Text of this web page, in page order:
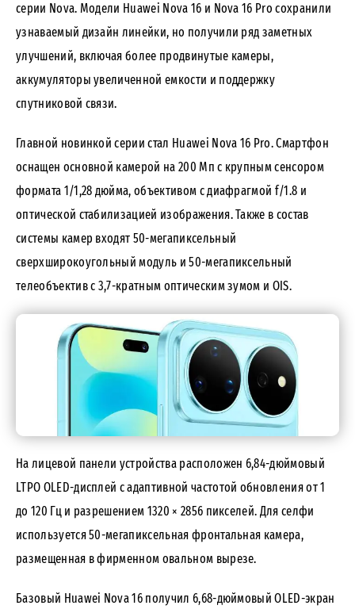
серии Nova. Модели Huawei Nova 16 и Nova 16 Pro сохранили
узнаваемый дизайн линейки, но получили ряд заметных
улучшений, включая более продвинутые камеры,
аккумуляторы увеличенной емкости и поддержку
спутниковой связи.
Главной новинкой серии стал Huawei Nova 16 Pro. Смартфон
оснащен основной камерой на 200 Мп с крупным сенсором
формата 1/1,28 дюйма, объективом с диафрагмой f/1.8 и
оптической стабилизацией изображения. Также в состав
системы камер входят 50-мегапиксельный
сверхширокоугольный модуль и 50-мегапиксельный
телеобъектив с 3,7-кратным оптическим зумом и OIS.
На лицевой панели устройства расположен 6,84-дюймовый
LTPO OLED-дисплей с адаптивной частотой обновления от 1
до 120 Гц и разрешением 1320 × 2856 пикселей. Для селфи
используется 50-мегапиксельная фронтальная камера,
размещенная в фирменном овальном вырезе.
Базовый Huawei Nova 16 получил 6,68-дюймовый OLED-экран